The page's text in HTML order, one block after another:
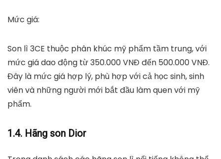
Mức giá:
Son lì 3CE thuộc phân khúc mỹ phẩm tầm trung, với
mức giá dao động từ350.000 VNĐ đến 500.000 VNĐ.
Đây là mức giá hợp lý, phù hợp với cả học sinh, sinh
viên và những người mới bắt đầu làm quen với mỹ
phẩm.
1.4. Hãng son Dior